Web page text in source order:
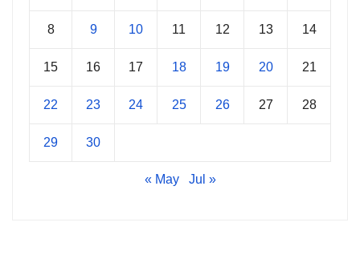
8 9 10 11 12 13 14
15 16 17 18 19 20 21
22 23 24 25 26 27 28
29 30
« May Jul »